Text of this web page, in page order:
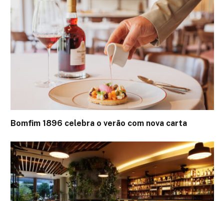
Bomfim 1896 celebra o verão com nova carta